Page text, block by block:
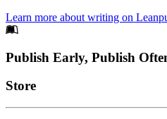
Learn more about writing on
Footer
Publish Early, Publish
Links
Store